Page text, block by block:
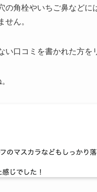
の角栓やいちご鼻など
せん。
口コミを書かれた方を